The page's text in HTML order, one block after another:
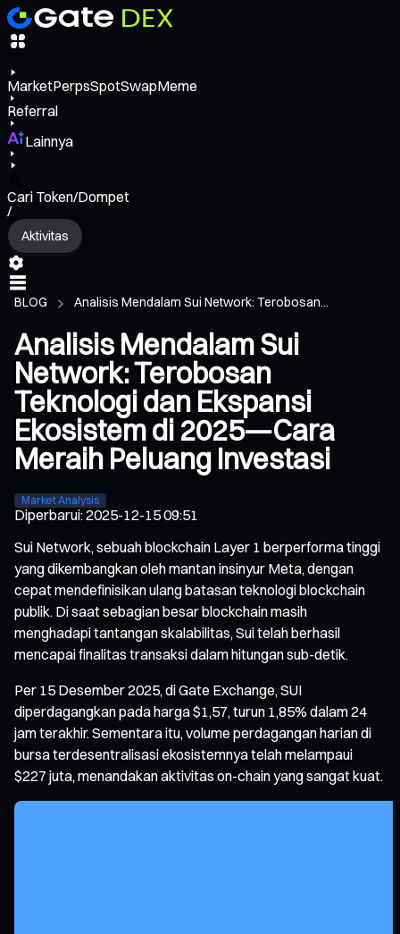
MarketPerpsSpotSwapMeme
Referral
Lainnya
Cari Token/Dompet
/
Aktivitas
BLOG Analisis Mendalam Sui Network: Terobosan...
Analisis Mendalam Sui
Network: Terobosan
Teknologi dan Ekspansi
Ekosistem di 2025—Cara
Meraih Peluang Investasi
Market Analysis
Diperbarui:2025-12-15 09:51
Sui Network, sebuah blockchain Layer 1 berperforma tinggi
yang dikembangkan oleh mantan insinyur Meta, dengan
cepat mendefinisikan ulang batasan teknologi blockchain
publik. Di saat sebagian besar blockchain masih
menghadapi tantangan skalabilitas, Sui telah berhasil
mencapai finalitas transaksi dalam hitungan sub-detik.
Per 15 Desember 2025, di Gate Exchange, SUI
diperdagangkan pada harga $1,57, turun 1,85% dalam 24
jam terakhir. Sementara itu, volume perdagangan harian di
bursa terdesentralisasi ekosistemnya telah melampaui
$227 juta, menandakan aktivitas on-chain yang sangat kuat.